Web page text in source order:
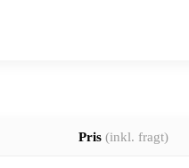
Pris (inkl. fragt)